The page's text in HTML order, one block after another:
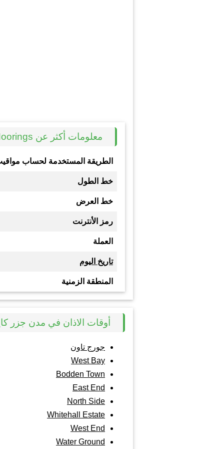
معلومات أكثر عن The Moorings
الطريقة المستخدمة لحساب
خط الطول
خط العرض
رمز الأنترنت
العملة
تاريخ اليوم
المنطقة الزمنية
أوقات الاذان في مدن جزر
جورج تاون
West Bay
Bodden Town
East End
North Side
Whitehall Estate
West End
Water Ground